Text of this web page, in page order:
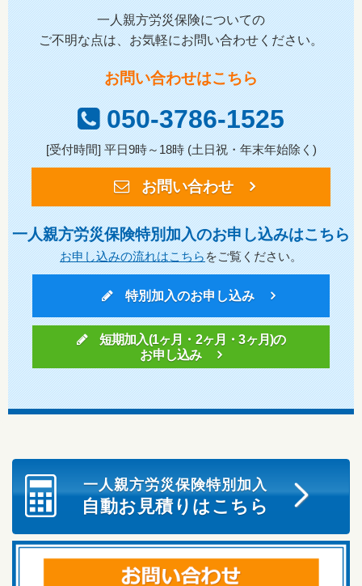
一人親方労災保険についての
ご不明な点は、お気軽にお問い合わせください。
お問い合わせはこちら
050-3786-1525
[受付時間] 平日9時～18時 (土日祝・年末年始除く)
お問い合わせ
一人親方労災保険特別加入のお申し込みはこちら
お申し込みの流れはこちらをご覧ください。
特別加入のお申し込み
短期加入(1ヶ月・2ヶ月・3ヶ月)の
お申し込み
一人親方労災保険特別加入
自動お見積りはこちら